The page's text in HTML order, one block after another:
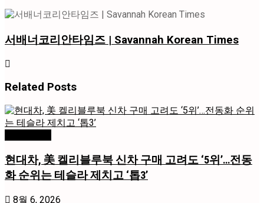
서배너코리안타임즈 | Savannah Korean Times
Related Posts
현대차, 美 켈리블루북 신차 구매 고려도 ‘5위’…전동
화 순위는 테슬라 제치고 ‘톱3’
8월 6, 2026